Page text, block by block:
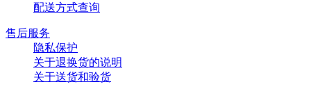
配送方式查询
售后服务
隐私保护
关于退换货的说明
关于送货和验货